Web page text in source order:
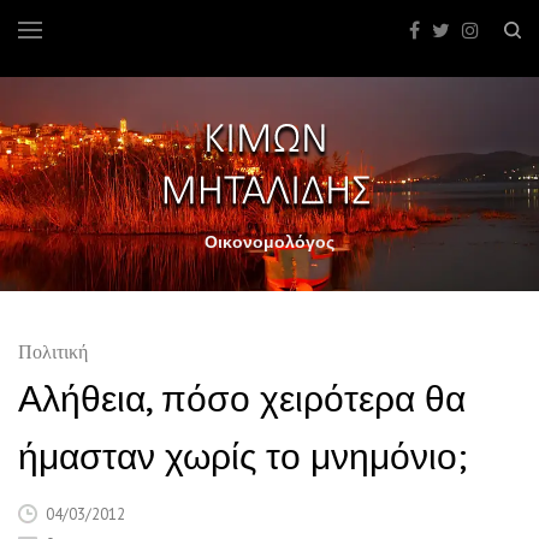
Οικονομολόγος
Πολιτική
Αλήθεια, πόσο χειρότερα θα
ήμασταν χωρίς το μνημόνιο;
04/03/2012